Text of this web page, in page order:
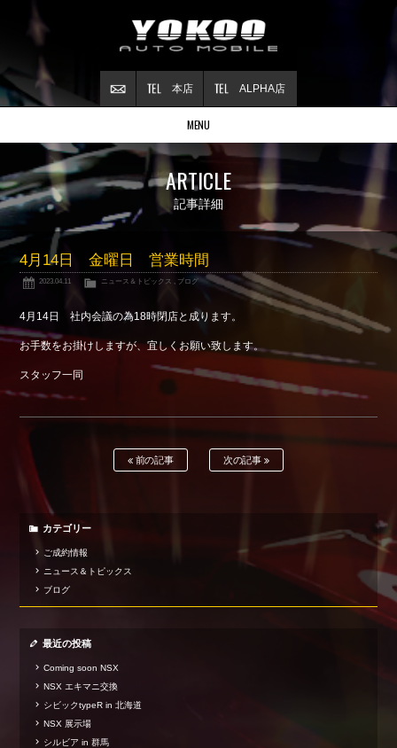
ALPHA店
本店
MENU
Stock list
在庫情報
Contract
About NSX
NSXについて
Reflesh Plan
Trade in
買取査定
Blog
公式ブログ
Company
会社概要
ARTICLE
記事詳細
4月14日 金曜日 営業時間
2023.04.11 ニュース＆トピックス , ブログ
4月14日 社内会議の為18時閉店と成ります。
お手数をお掛けしますが、宜しくお願い致します。
スタッフ一同
前の記事 次の記事
カテゴリー
ご成約情報
ニュース＆トピックス
ブログ
最近の投稿
Coming soon NSX
NSX エキマニ交換
シビックtypeR in 北海道
NSX 展示場
シルビア in 群馬